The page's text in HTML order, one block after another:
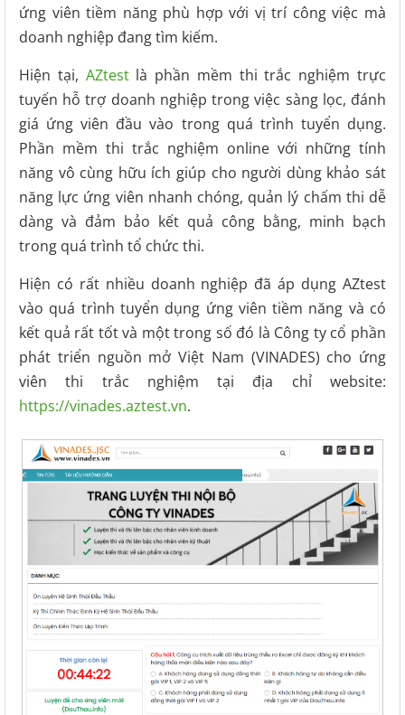
ứng viên tiềm năng phù hợp với vị trí công việc mà
doanh nghiệp đang tìm kiếm.
Hiện tại, AZtestlà phần mềm thi trắc nghiệm trực
tuyến hỗ trợ doanh nghiệp trong việc sàng lọc, đánh
giá ứng viên đầu vào trong quá trình tuyển dụng.
Phần mềm thi trắc nghiệm online với những tính
năng vô cùng hữu ích giúp cho người dùng khảo sát
năng lực ứng viên nhanh chóng, quản lý chấm thi dễ
dàng và đảm bảo kết quả công bằng, minh bạch
trong quá trình tổ chức thi.
Hiện có rất nhiều doanh nghiệp đã áp dụng AZtest
vào quá trình tuyển dụng ứng viên tiềm năng và có
kết quả rất tốt và một trong số đó là Công ty cổ phần
phát triển nguồn mở Việt Nam (VINADES) cho ứng
viên thi trắc nghiệm tại địa chỉ website:
https://vinades.aztest.vn.